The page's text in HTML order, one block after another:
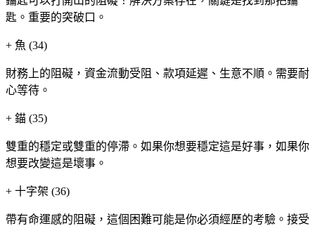
匙。重要的突破口。
+ 魚 (34)
財務上的阻礙，資金流動受阻、款項延遲、生意不順。需要耐
心等待。
+ 錨 (35)
雙重的穩定或雙重的停滯。如果你想要穩定這是好事，如果你
想要改變這是壞事。
+ 十字架 (36)
帶有命運感的阻礙，這個困難可能是你必須經歷的考驗。接受